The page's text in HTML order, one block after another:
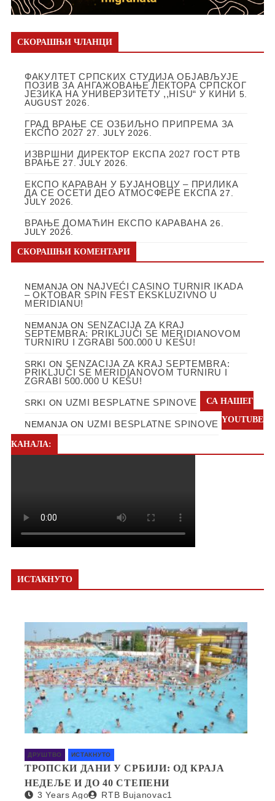
СКОРАШЊИ ЧЛАНЦИ
ФАКУЛТЕТ СРПСКИХ СТУДИЈА ОБЈАВЉУЈЕ
ПОЗИВ ЗА АНГАЖОВАЊЕ ЛЕКТОРА СРПСКОГ
ЈЕЗИКА НА УНИВЕРЗИТЕТУ ,,HISU“ У КИНИ 5.
AUGUST 2026.
ГРАД ВРАЊЕ СЕ ОЗБИЉНО ПРИПРЕМА ЗА
ЕКСПО 2027 27. JULY 2026.
ИЗВРШНИ ДИРЕКТОР ЕКСПА 2027 ГОСТ РТВ
ВРАЊЕ 27. JULY 2026.
ЕКСПО КАРАВАН У БУЈАНОВЦУ – ПРИЛИКА
ДА СЕ ОСЕТИ ДЕО АТМОСФЕРЕ ЕКСПА 27.
JULY 2026.
ВРАЊЕ ДОМАЋИН ЕКСПО КАРАВАНА 26.
JULY 2026.
СКОРАШЊИ КОМЕНТАРИ
NEMANJAON NAJVEĆI CASINO TURNIR IKADA
– OKTOBAR SPIN FEST EKSKLUZIVNO U
MERIDIANU!
NEMANJAON SENZACIJA ZA KRAJ
SEPTEMBRA: PRIKLJUČI SE MERIDIANOVOM
TURNIRU I ZGRABI 500.000 U KEŠU!
SRKI ON SENZACIJA ZA KRAJ SEPTEMBRA:
PRIKLJUČI SE MERIDIANOVOM TURNIRU I
ZGRABI 500.000 U KEŠU!
SRKI ON UZMI BESPLATNE SPINOVE
NEMANJAON UZMI BESPLATNE SPINOVE
СА НАШЕГ
YOUTUBE
КАНАЛА:
ИСТАКНУТО
ДРУШТВО ИСТАКНУТО
ТРОПСКИ ДАНИ У СРБИЈИ: ОД КРАЈА
НЕДЕЉЕ И ДО 40 СТЕПЕНИ
3 Years Ago RTB Bujanovac1